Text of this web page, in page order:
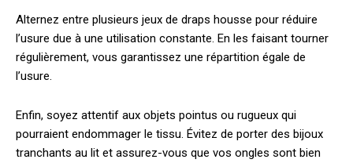
Alternez entre plusieurs jeux de draps housse pour réduire
l’usure due à une utilisation constante. En les faisant tourner
régulièrement, vous garantissez une répartition égale de
l’usure.
Enfin, soyez attentif aux objets pointus ou rugueux qui
pourraient endommager le tissu. Évitez de porter des bijoux
tranchants au lit et assurez-vous que vos ongles sont bien